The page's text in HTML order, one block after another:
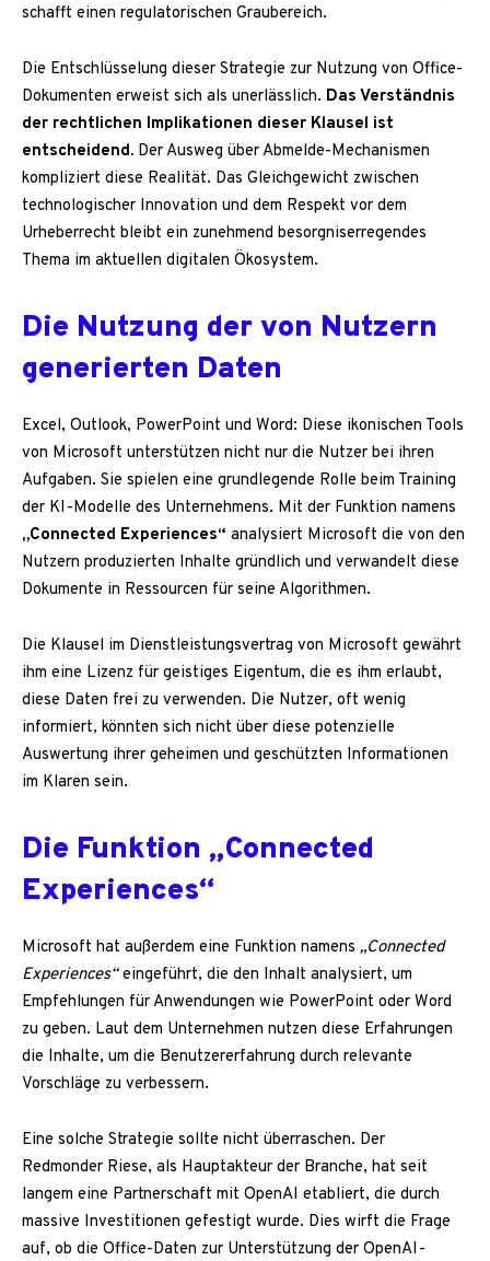
schafft einen regulatorischen Graubereich.
Die Entschlüsselung dieser Strategie zur Nutzung von Office-
Dokumenten erweist sich als unerlässlich. Das Verständnis
der rechtlichen Implikationen dieser Klausel ist
entscheidend. Der Ausweg über Abmelde-Mechanismen
kompliziert diese Realität. Das Gleichgewicht zwischen
technologischer Innovation und dem Respekt vor dem
Urheberrecht bleibt ein zunehmend besorgniserregendes
Thema im aktuellen digitalen Ökosystem.
Die Nutzung der von Nutzern
generierten Daten
Excel, Outlook, PowerPoint und Word: Diese ikonischen Tools
von Microsoft unterstützen nicht nur die Nutzer bei ihren
Aufgaben. Sie spielen eine grundlegende Rolle beim Training
der KI-Modelle des Unternehmens. Mit der Funktion namens
„Connected Experiences“ analysiert Microsoft die von den
Nutzern produzierten Inhalte gründlich und verwandelt diese
Dokumente in Ressourcen für seine Algorithmen.
Die Klausel im Dienstleistungsvertrag von Microsoft gewährt
ihm eine Lizenz für geistiges Eigentum, die es ihm erlaubt,
diese Daten frei zu verwenden. Die Nutzer, oft wenig
informiert, könnten sich nicht über diese potenzielle
Auswertung ihrer geheimen und geschützten Informationen
im Klaren sein.
Die Funktion „Connected
Experiences“
Microsoft hat außerdem eine Funktion namens „Connected
Experiences“eingeführt, die den Inhalt analysiert, um
Empfehlungen für Anwendungen wie PowerPoint oder Word
zu geben. Laut dem Unternehmen nutzen diese Erfahrungen
die Inhalte, um die Benutzererfahrung durch relevante
Vorschläge zu verbessern.
Eine solche Strategie sollte nicht überraschen. Der
Redmonder Riese, als Hauptakteur der Branche, hat seit
langem eine Partnerschaft mit OpenAI etabliert, die durch
massive Investitionen gefestigt wurde. Dies wirft die Frage
auf, ob die Office-Daten zur Unterstützung der OpenAI-